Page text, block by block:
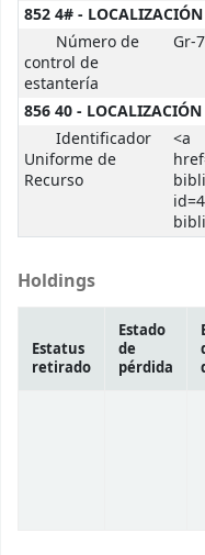
852 4# - LOCALIZACIÓN
Número de
control de
estantería
Gr-
856 40 - LOCALIZACIÓN
Identificador
Uniforme de
Recurso
<a
Holdings
Estatus
retirado
Estado
de
pérdida